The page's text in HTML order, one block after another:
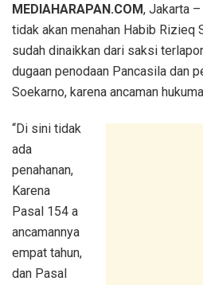
MEDIAHARAPAN.COM, Jakarta
tidak akan menahan Habib Rizieq
sudah dinaikkan dari saksi
dugaan penodaan Pancasila dan
Soekarno, karena ancaman
“Di sini tidak
ada
penahanan,
Karena
Pasal 154 a
ancamannya
empat tahun,
dan Pasal